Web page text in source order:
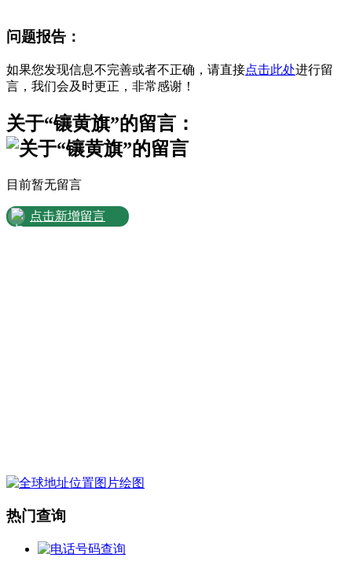
问题报告：
如果您发现信息不完善或者不正确，请直接点击此处进行留
言，我们会及时更正，非常感谢！
关于“镶黄旗”的留言：
目前暂无留言
点击新增留言
热门查询